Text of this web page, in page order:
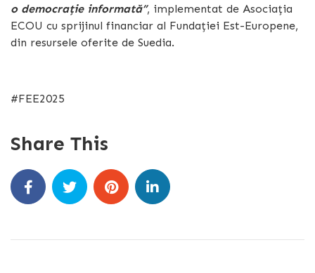
o democrație informată”, implementat de Asociația
ECOU cu sprijinul financiar al Fundației Est-Europene,
din resursele oferite de Suedia.
#FEE2025
Share This